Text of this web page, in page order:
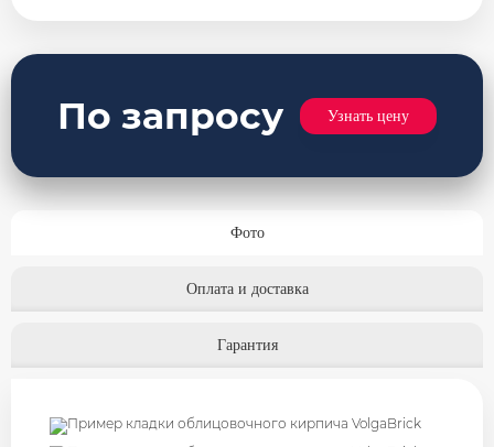
По запросу Узнать цену
Фото
Оплата и доставка
Гарантия